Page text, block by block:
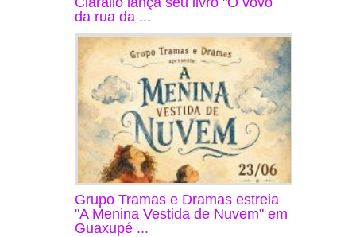
da rua da ...
Grupo Tramas e Dramas estreia
"A Menina Vestida de Nuvem" em
Guaxupé ...